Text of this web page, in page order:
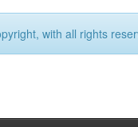
with all rights